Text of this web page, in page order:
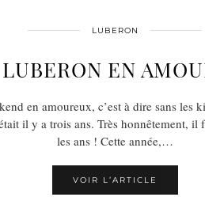
LUBERON
EN
en amoureux, c’est à dire sans les
il y a trois ans. Très honnêtement, il
les ans ! Cette année,…
VOIR L’ARTICLE